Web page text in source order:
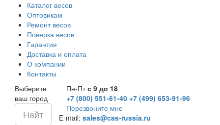
Каталог весов
Оптовикам
Ремонт весов
Поверка весов
Гарантия
Доставка и оплата
О компании
Контакты
Выберите
ваш город
Пн-Птс 9 до 18
+7 (800) 551-61-40 +7 (499) 653-91-96
Перезвоните мне
E-mail: sales@cas-russia.ru